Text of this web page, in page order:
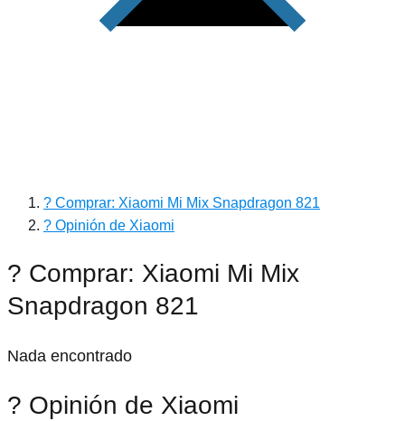
? Comprar: Xiaomi Mi Mix Snapdragon 821
? Opinión de Xiaomi
? Comprar: Xiaomi Mi Mix
Snapdragon 821
Nada encontrado
? Opinión de Xiaomi